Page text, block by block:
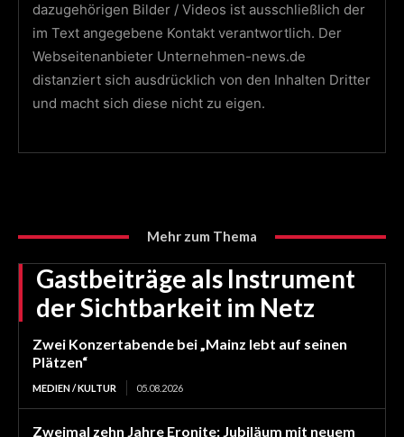
dazugehörigen Bilder / Videos ist ausschließlich der
im Text angegebene Kontakt verantwortlich. Der
Webseitenanbieter Unternehmen-news.de
distanziert sich ausdrücklich von den Inhalten Dritter
und macht sich diese nicht zu eigen.
Mehr zum Thema
Gastbeiträge als Instrument
der Sichtbarkeit im Netz
Zwei Konzertabende bei „Mainz lebt auf seinen
Plätzen“
MEDIEN / KULTUR 05.08.2026
Zweimal zehn Jahre Eronite: Jubiläum mit neuem